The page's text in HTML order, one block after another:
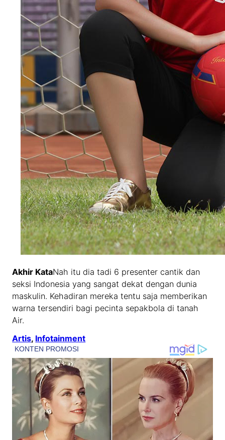
Akhir KataNah itu dia tadi 6 presenter cantik dan
seksi Indonesia yang sangat dekat dengan dunia
maskulin. Kehadiran mereka tentu saja memberikan
warna tersendiri bagi pecinta sepakbola di tanah
Air.
Artis, Infotainment